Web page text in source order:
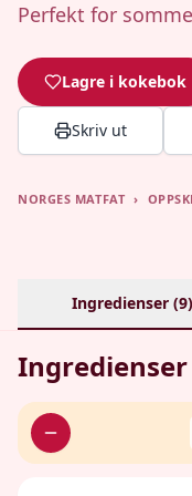
Perfekt for
Lagre i kokebok
Skriv ut
NORGES MATFAT ›
Ingredienser (9)
Ingredienser